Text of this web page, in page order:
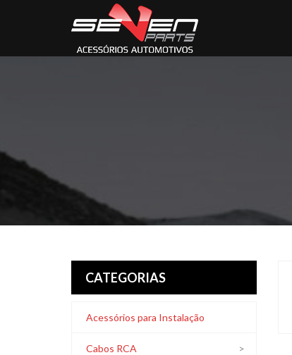
CATEGORIAS
Acessórios para Instalação
Cabos RCA